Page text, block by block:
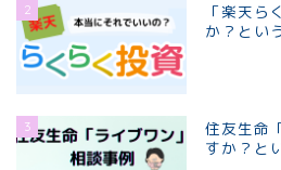
2
「楽天ら
か？とい
3
住友生命
すか？と